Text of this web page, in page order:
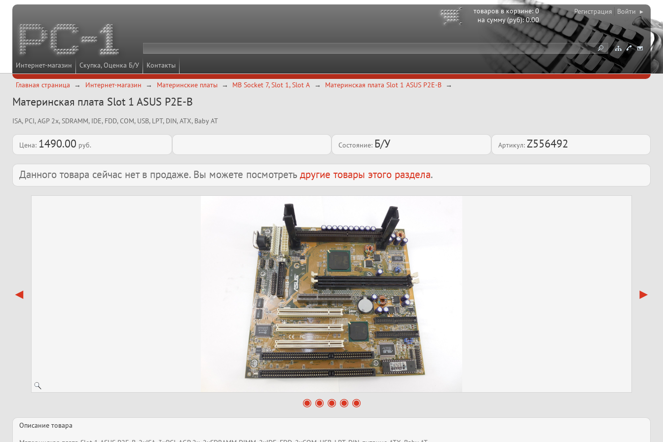
Интернет-магазин Скупка, Оценка Б/У Контакты
товаров в корзине:0
на сумму (руб):0.00
Регистрация Войти ▸
Главная страница Интернет-магазин Материнские платы MB Socket 7, Slot 1, Slot A Материнская плата Slot 1 ASUS P2E-B
Материнская плата Slot 1 ASUS P2E-B
ISA, PCI, AGP 2x, SDRAMM, IDE, FDD, COM, USB, LPT, DIN, ATX, Baby AT
Цена: 1490.00 руб. Состояние: Б/У Артикул: Z556492
Данного товара сейчас нет в продаже. Вы можете посмотреть другие товары этого раздела.
Описание товара